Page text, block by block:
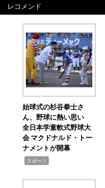
レコメンド
始球式の杉谷拳士さ
ん、野球に熱い思い
全日本学童軟式野球大
会 マクドナルド・トー
ナメントが開幕
スポーツ